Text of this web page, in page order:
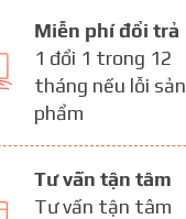
Miễn phí đổi trả
1 đổi 1 trong 12
tháng nếu lỗi sản
phẩm
Tư vấn tận tâm
Tư vấn tận tâm